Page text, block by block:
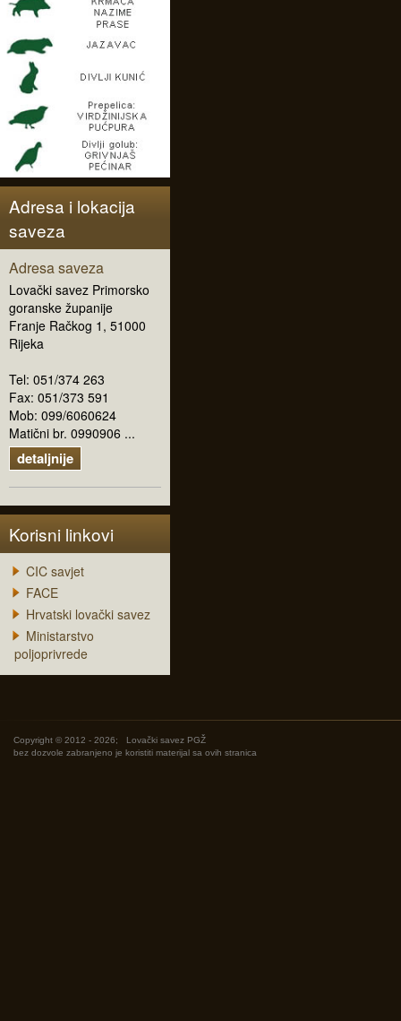
Adresa i lokacija
saveza
Adresa saveza
Lovački savez Primorsko
goranske županije
Franje Račkog 1, 51000
Rijeka
Tel: 051/374 263
Fax: 051/373 591
Mob: 099/6060624
Matični br. 0990906 ...
detaljnije
Korisni linkovi
CIC savjet
FACE
Hrvatski lovački savez
Ministarstvo
poljoprivrede
Copyright © 2012 - 2026; Lovački savez PGŽ
bez dozvole zabranjeno je koristiti materijal sa ovih stranica